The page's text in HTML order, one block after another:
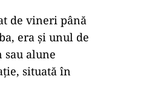
de vineri până
era şi unul de
sau alune
situată în